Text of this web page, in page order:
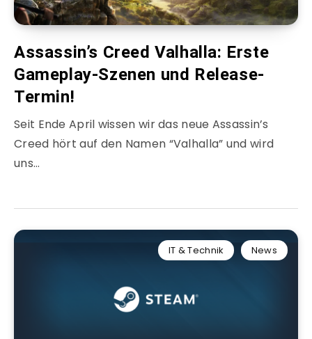
Assassin’s Creed Valhalla: Erste
Gameplay-Szenen und Release-
Termin!
Seit Ende April wissen wir das neue Assassin’s
Creed hört auf den Namen “Valhalla” und wird
uns…
IT & Technik News